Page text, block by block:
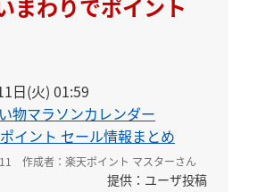
まわりでポイント
日(火) 01:59
物マラソンカレンダー
イント セール情報まとめ
作成者：楽天ポイント マスターさん
提供：ユーザ投稿